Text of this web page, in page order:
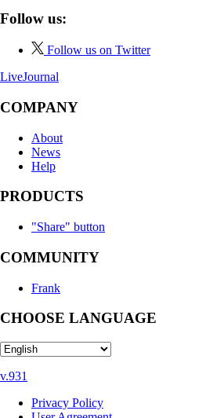
Follow us:
Follow us on Twitter
LiveJournal
COMPANY
About
News
Help
PRODUCTS
"Share" button
COMMUNITY
Frank
CHOOSE LANGUAGE
v.931
Privacy Policy